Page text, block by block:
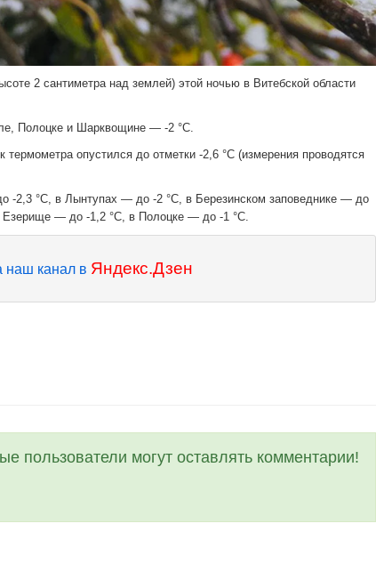
2 сантиметра над землей) этой ночью в Витебской области
Полоцке и Шарквощине — -2 °C.
опустился до отметки -2,6 °C (измерения проводятся
-2,3 °C, в Лынтупах — до -2 °C, в Березинском заповеднике — до
— до -1,2 °C, в Полоцке — до -1 °C.
наш канал в Яндекс.Дзен
пользователи могут оставлять комментарии!